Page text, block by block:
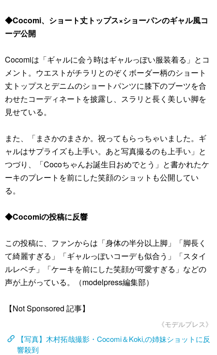
◆Cocomi、ショート丈トップス×ショーパンのギャル風コ
ーデ公開
Cocomiは「ギャルに会う時はギャルっぽい服装着る」とコ
メント。ウエストがチラリとのぞくボーダー柄のショート
丈トップスとデニムのショートパンツに膝下のブーツを合
わせたコーディネートを披露し、スラリと長く美しい脚を
見せている。
また、「まさかのまさか。祝ってもらっちゃいました。ギ
ャルはサプライズも上手い。あと写真撮るのも上手い」と
つづり、「Cocoちゃんお誕生日おめでとう」と書かれたケ
ーキのプレートを前にした笑顔のショットも公開してい
る。
◆Cocomiの投稿に反響
この投稿に、ファンからは「身体の半分以上脚」「脚長く
て綺麗すぎる」「ギャルっぽいコーデも似合う」「スタイ
ルレベチ」「ケーキを前にした笑顔が可愛すぎる」などの
声が上がっている。（modelpress編集部）
【Not Sponsored 記事】
《モデルプレス》
【写真】木村拓哉撮影・Cocomi＆Koki,の姉妹ショットに反
響殺到